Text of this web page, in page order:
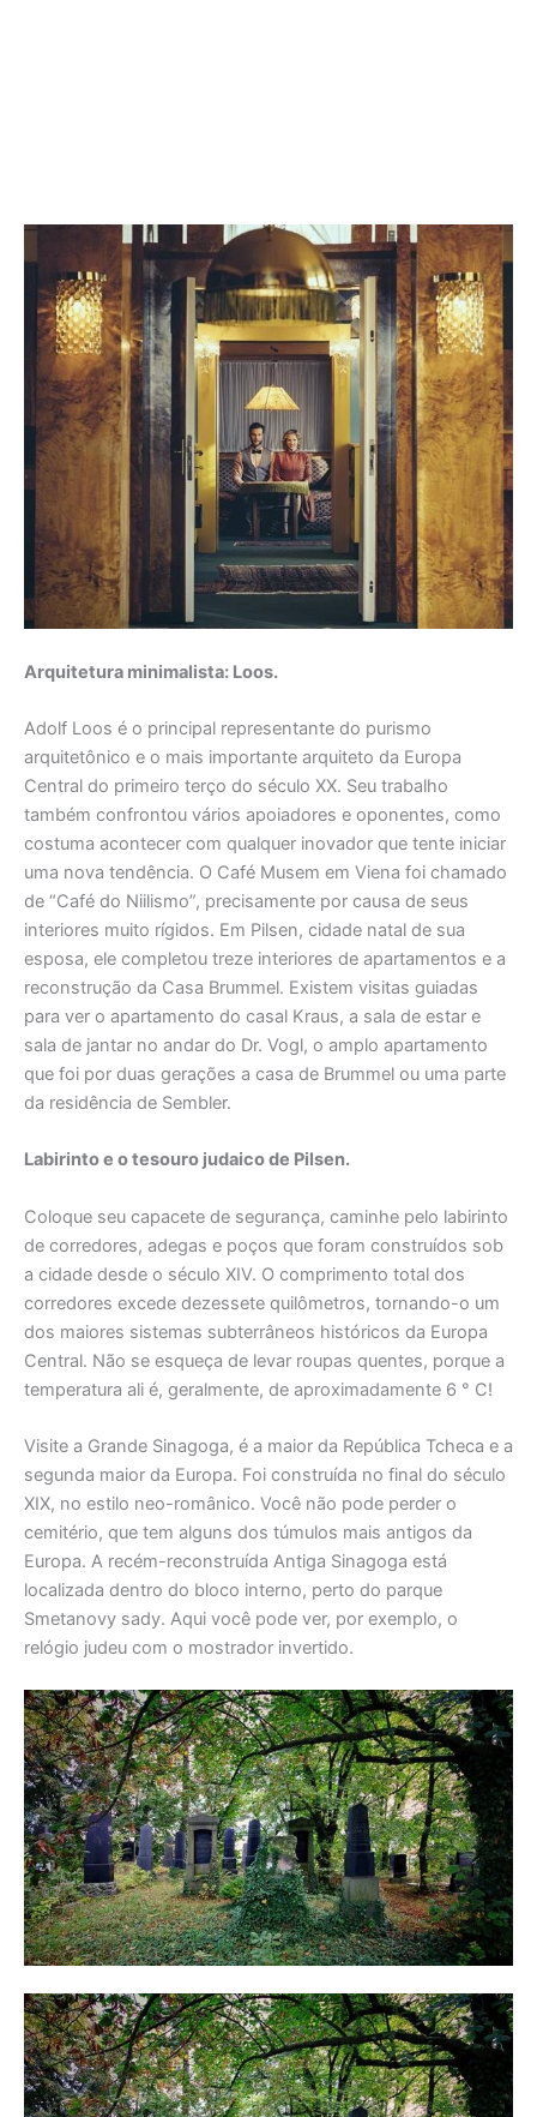
Arquitetura minimalista: Loos.
Adolf Loos é o principal representante do purismo
arquitetônico e o mais importante arquiteto da Europa
Central do primeiro terço do século XX. Seu trabalho
também confrontou vários apoiadores e oponentes, como
costuma acontecer com qualquer inovador que tente iniciar
uma nova tendência. O Café Musem em Viena foi chamado
de “Café do Niilismo”, precisamente por causa de seus
interiores muito rígidos. Em Pilsen, cidade natal de sua
esposa, ele completou treze interiores de apartamentos e a
reconstrução da Casa Brummel. Existem visitas guiadas
para ver o apartamento do casal Kraus, a sala de estar e
sala de jantar no andar do Dr. Vogl, o amplo apartamento
que foi por duas gerações a casa de Brummel ou uma parte
da residência de Sembler.
Labirinto e o tesouro judaico de Pilsen.
Coloque seu capacete de segurança, caminhe pelo labirinto
de corredores, adegas e poços que foram construídos sob
a cidade desde o século XIV. O comprimento total dos
corredores excede dezessete quilômetros, tornando-o um
dos maiores sistemas subterrâneos históricos da Europa
Central. Não se esqueça de levar roupas quentes, porque a
temperatura ali é, geralmente, de aproximadamente 6 ° C!
Visite a Grande Sinagoga, é a maior da República Tcheca e a
segunda maior da Europa. Foi construída no final do século
XIX, no estilo neo-românico. Você não pode perder o
cemitério, que tem alguns dos túmulos mais antigos da
Europa. A recém-reconstruída Antiga Sinagoga está
localizada dentro do bloco interno, perto do parque
Smetanovy sady. Aqui você pode ver, por exemplo, o
relógio judeu com o mostrador invertido.